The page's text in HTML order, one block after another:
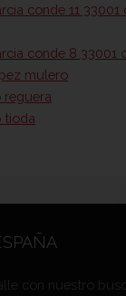
conde 11 33001
conde 8 33001
mulero
tioda
con nuestro